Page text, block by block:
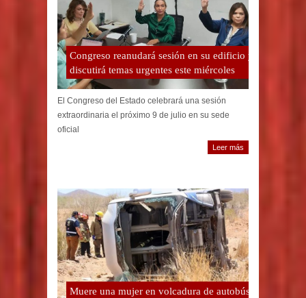
Congreso reanudará sesión en su edificio y
discutirá temas urgentes este miércoles
El Congreso del Estado celebrará una sesión
extraordinaria el próximo 9 de julio en su sede
oficial
Leer más
Muere una mujer en volcadura de autobús